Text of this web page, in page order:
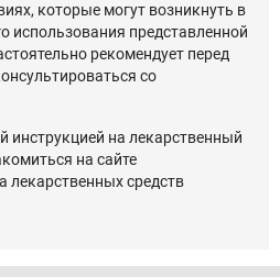
которые могут возникнуть в
использования представленной
рекомендует перед
со
инструкцией на лекарственный
на сайте
лекарственных средств